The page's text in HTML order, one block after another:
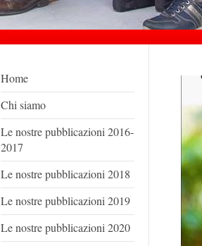
Home
Chi siamo
Le nostre pubblicazioni 2016-
2017
Le nostre pubblicazioni 2018
Le nostre pubblicazioni 2019
Le nostre pubblicazioni 2020